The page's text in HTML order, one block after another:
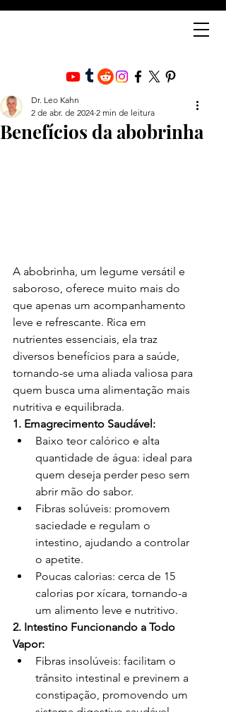
Benefícios da abobrinha
Dr. Leo Kahn
2 de abr. de 2024 2 min de leitura
A abobrinha, um legume versátil e
saboroso, oferece muito mais do
que apenas um acompanhamento
leve e refrescante. Rica em
nutrientes essenciais, ela traz
diversos benefícios para a saúde,
tornando-se uma aliada valiosa para
quem busca uma alimentação mais
nutritiva e equilibrada.
1. Emagrecimento Saudável:
Baixo teor calórico e alta
quantidade de água: ideal para
quem deseja perder peso sem
abrir mão do sabor.
Fibras solúveis: promovem
saciedade e regulam o
intestino, ajudando a controlar
o apetite.
Poucas calorias: cerca de 15
calorias por xícara, tornando-a
um alimento leve e nutritivo.
2. Intestino Funcionando a Todo
Vapor:
Fibras insolúveis: facilitam o
trânsito intestinal e previnem a
constipação, promovendo um